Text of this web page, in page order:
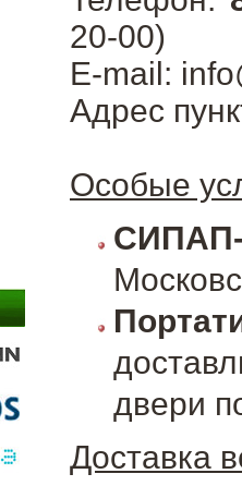
20-00)
E-mail:
Адрес
Особые
двери
Доставка